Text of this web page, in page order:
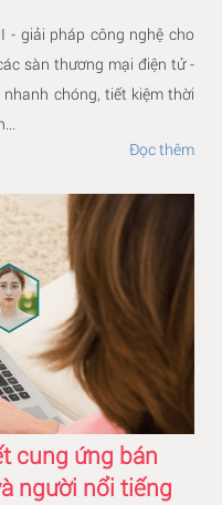
- giải pháp công nghệ cho
sàn thương mại điện tử -
chóng, tiết kiệm thời
Đọc thêm
cung ứng bán
người nổi tiếng